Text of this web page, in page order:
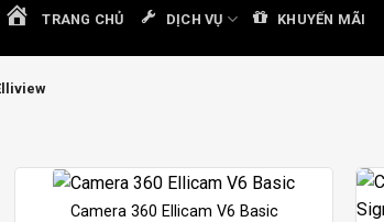
TRANG CHỦ DỊCH VỤ KHUYẾN MÃI
Camera 360 Ellicam V6 Basic